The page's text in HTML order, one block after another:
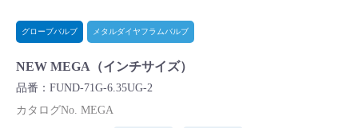
よくあるご質問(FAQ)・用語集
Cv値・流量計算ツール
製品動画一覧
グローブバルブ メタルダイヤフラムバルブ
NEW MEGA（インチサイズ）
品番：FUND-71G-6.35UG-2
カタログNo. MEGA